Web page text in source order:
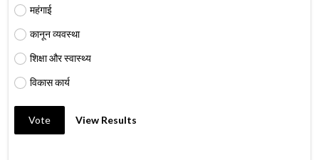
महंगाई
कानून व्यवस्था
शिक्षा और स्वास्थ्य
विकास कार्य
Vote View Results